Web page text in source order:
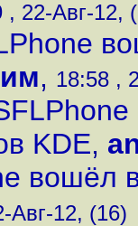
, 22-Авг-12,
, 18:58 ,
KDE,
вошёл
Авг-12, (16)